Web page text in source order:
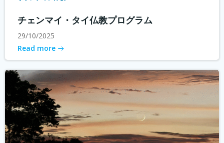
チェンマイ・タイ仏教プログラム
29/10/2025
Read more